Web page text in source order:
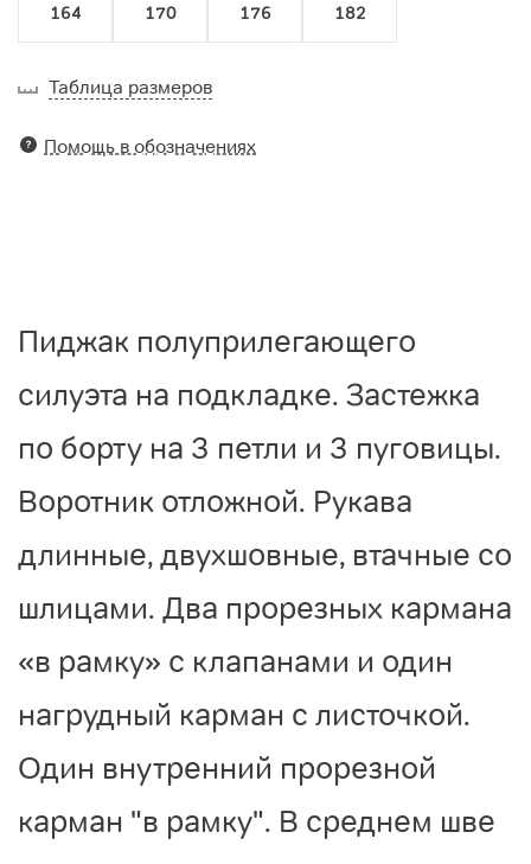
164 170 176 182
Таблица размеров
Помощь в обозначениях
Пиджак полуприлегающего
силуэта на подкладке. Застежка
по борту на 3 петли и 3 пуговицы.
Воротник отложной. Рукава
длинные, двухшовные, втачные со
шлицами. Два прорезных кармана
«в рамку» с клапанами и один
нагрудный карман с листочкой.
Один внутренний прорезной
карман "в рамку". В среднем шве